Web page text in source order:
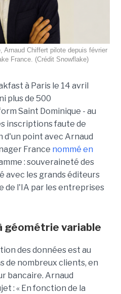
Arnaud Chiffert pilote depuis février
France. (Crédit Snowflake)
à Paris le 14 avril
plus de 500
Saint Dominique - au
inscriptions faute de
point avec Arnaud
France nommé en
: souveraineté des
avec les grands éditeurs
de l'IA par les entreprises
géométrie variable
des données est au
de nombreux clients, en
bancaire. Arnaud
: « En fonction de la